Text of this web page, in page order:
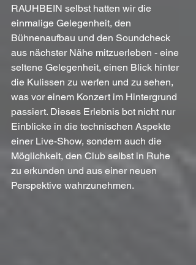
RAUHBEIN selbst hatten wir die
einmalige Gelegenheit, den
Bühnenaufbau und den Soundcheck
aus nächster Nähe mitzuerleben - eine
seltene Gelegenheit, einen Blick hinter
die Kulissen zu werfen und zu sehen,
was vor einem Konzert im Hintergrund
passiert. Dieses Erlebnis bot nicht nur
Einblicke in die technischen Aspekte
einer Live-Show, sondern auch die
Möglichkeit, den Club selbst in Ruhe
zu erkunden und aus einer neuen
Perspektive wahrzunehmen.